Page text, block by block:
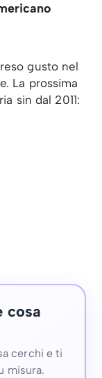
gusto nel
La prossima
sin dal 2011:
cosa
cerchi e ti
misura.